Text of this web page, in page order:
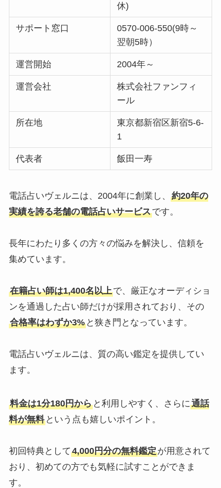
休)
サポート窓口
0570-006-550(9時～
翌朝5時）
運営開始 2004年～
運営会社
株式会社ファンフィ
ール
所在地
東京都新宿区新宿5-6-
1
代表者 飯田一寿
電話占いヴェルニは、2004年に創業し、 約20年の
実績を誇る老舗の電話占いサービスです。
長年にわたり多くの方々の悩みを解決し、信頼を
集めています。
在籍占い師は1,400名以上で、厳正なオーディショ
ンを通過した占い師だけが採用されており、その
合格率はわずか3%と狭き門となっています。
電話占いヴェルニは、質の高い鑑定を提供してい
ます。
料金は1分180円からと利用しやすく、さらに通話
料が無料という点も嬉しいポイント。
初回特典として4,000円分の無料鑑定が用意されて
おり、初めての方でも気軽に試すことができま
す。